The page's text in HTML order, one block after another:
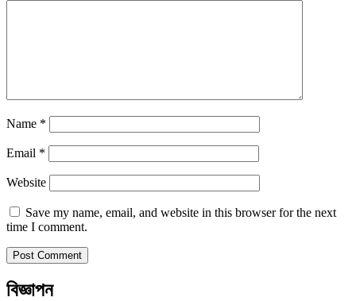
Name *
Email *
Website
Save my name, email, and website in this browser for the next
time I comment.
বিজ্ঞাপন